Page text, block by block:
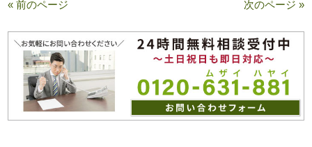
« 前のページ 次のページ »